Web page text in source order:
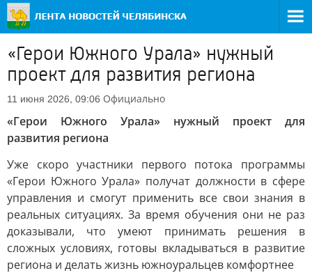
«Герои Южного Урала» нужный
проект для развития региона
11 июня 2026, 09:06 Официально
«Герои Южного Урала» нужный проект для
развития региона
Уже скоро участники первого потока программы
«Герои Южного Урала» получат должности в сфере
управления и смогут применить все свои знания в
реальных ситуациях. За время обучения они не раз
доказывали, что умеют принимать решения в
сложных условиях, готовы вкладываться в развитие
региона и делать жизнь южноуральцев комфортнее